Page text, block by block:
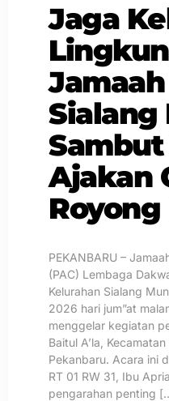
Jaga
Sialang
Ajakan
Royong
PEKANBARU –
(PAC) Lembaga
Kelurahan Sialang
2026 hari jum”at
menggelar kegiatan
Baitul A’la,
Pekanbaru. Acara ini
RT 01 RW 31, Ibu
pengarahan penting